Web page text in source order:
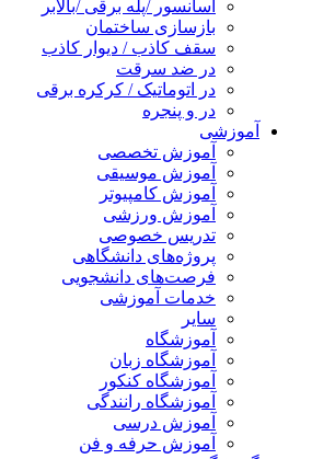
آسانسور /پله برقی /بالابر
بازسازی ساختمان
سقف کاذب / دیوار کاذب
در ضد سرقت
در اتوماتیک / کرکره برقی
در و پنجره
آموزشی
آموزش تخصصی
آموزش موسیقی
آموزش کامپیوتر
آموزش ورزشی
تدریس خصوصی
پروژه‌های دانشگاهی
فرصت‌های دانشجویی
خدمات آموزشی
سایر
آموزشگاه
آموزشگاه زبان
آموزشگاه کنکور
آموزشگاه رانندگی
آموزش درسی
آموزش حرفه و فن